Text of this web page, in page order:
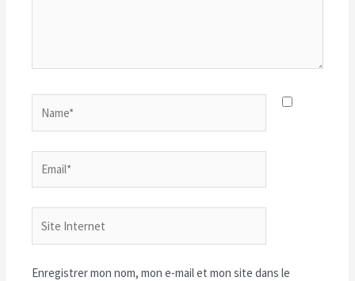
Internet
Enregistrer mon nom, mon e-mail et mon site dans le